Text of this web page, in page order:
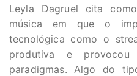
Leyla Dagruel cita
música em que o
tecnológica como o
produtiva e provocou
paradigmas. Algo do